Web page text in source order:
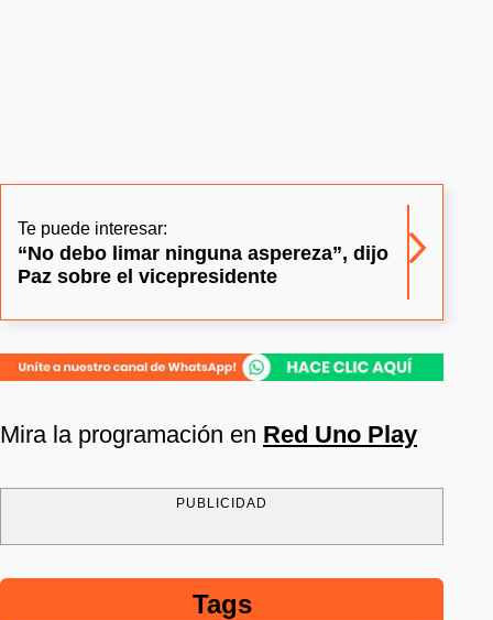
Te puede interesar:
“No debo limar ninguna aspereza”, dijo
Paz sobre el vicepresidente
Mira la programación en Red Uno Play
PUBLICIDAD
Tags